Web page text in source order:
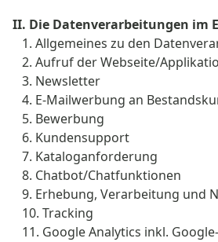
II. Die Datenverarbeitungen im
1. Allgemeines zu den
2. Aufruf der Webseite/
3. Newsletter
4. E-Mailwerbung an
5. Bewerbung
6. Kundensupport
7. Kataloganforderung
8. Chatbot/Chatfunktionen
9. Erhebung, Verarbeitung und
10. Tracking
11. Google Analytics inkl.